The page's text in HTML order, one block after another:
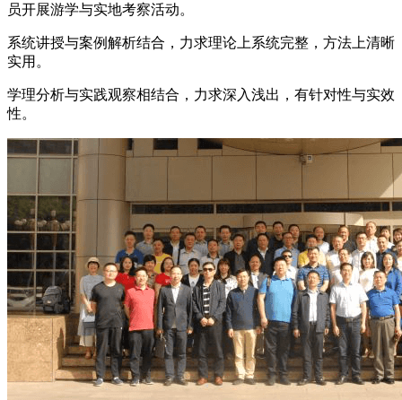
员开展游学与实地考察活动。
系统讲授与案例解析结合，力求理论上系统完整，方法上清晰
实用。
学理分析与实践观察相结合，力求深入浅出，有针对性与实效
性。